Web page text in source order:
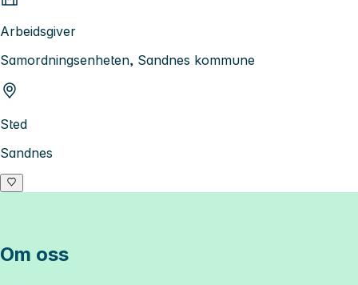
Arbeidsgiver
Samordningsenheten, Sandnes kommune
Sted
Sandnes
Om oss